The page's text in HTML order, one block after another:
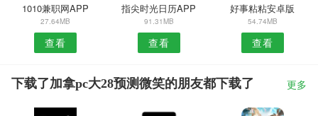
1010兼职网APP
27.64MB
查看
指尖时光日历APP
91.31MB
查看
好事粘粘安卓版
54.74MB
查看
下载了加拿pc大28预测微笑的朋友都下载了 更多